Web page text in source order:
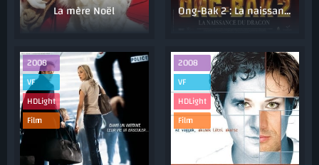
La mère Noël Ong-Bak 2 : La naissance du dragon
2008
VF
HDLight
Film
2008
VF
HDLight
Film